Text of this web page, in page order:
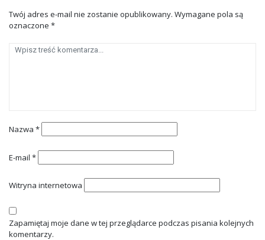
Twój adres e-mail nie zostanie opublikowany. Wymagane pola są
oznaczone *
Nazwa *
E-mail *
Witryna internetowa
Zapamiętaj moje dane w tej przeglądarce podczas pisania kolejnych
komentarzy.